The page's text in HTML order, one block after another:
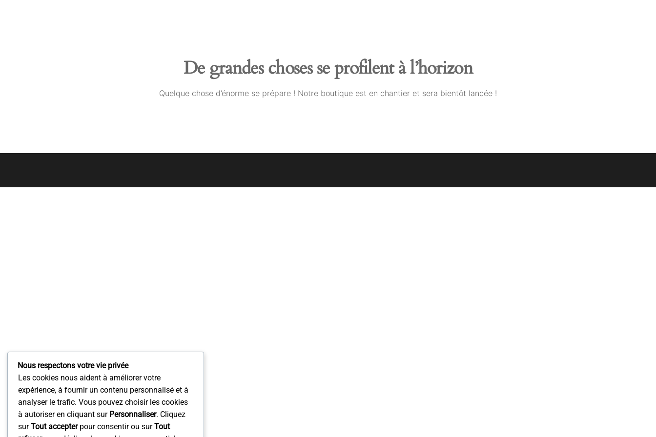
De grandes choses se profilent à l’horizon
Quelque chose d’énorme se prépare ! Notre boutique est en chantier et sera bientôt lancée !
Nous respectons votre vie privée
Les cookies nous aident à améliorer votre
expérience, à fournir un contenu personnalisé et à
analyser le trafic. Vous pouvez choisir les cookies
à autoriser en cliquant sur Personnaliser. Cliquez
surTout accepterpour consentir ou surTout